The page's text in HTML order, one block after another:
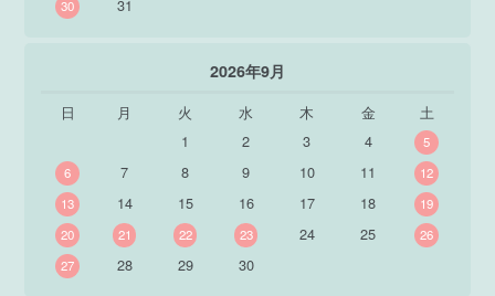
30
31
2026年9月
日 月 火 水 木 金
土
1
2 3 4
5
6
7 8 9 10 11
12
13
14 15 16 17 18
19
20
21 22 23 24 25
26
27
28 29 30